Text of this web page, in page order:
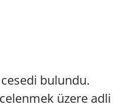
bulundu.
üzere adli